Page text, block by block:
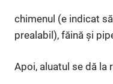
chimenul (e indicat
prealabil), făină și
Apoi, aluatul se dă la